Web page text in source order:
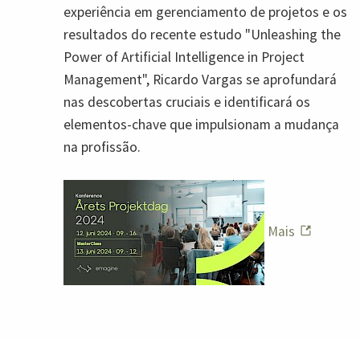
experiência em gerenciamento de projetos e os
resultados do recente estudo "Unleashing the
Power of Artificial Intelligence in Project
Management", Ricardo Vargas se aprofundará
nas descobertas cruciais e identificará os
elementos-chave que impulsionam a mudança
na profissão.
Mais